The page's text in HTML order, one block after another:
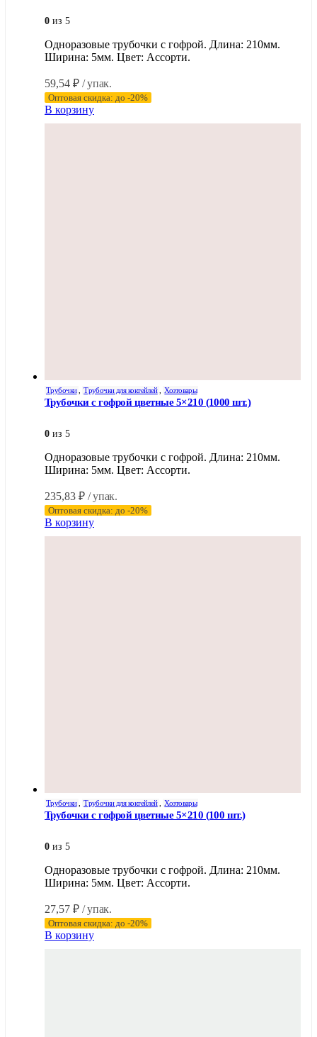
0 из 5
Одноразовые трубочки с гофрой. Длина: 210мм.
Ширина: 5мм. Цвет: Ассорти.
59,54 ₽ / упак.
Оптовая скидка: до -20%
В корзину
Трубочки , Трубочки для коктейлей, Хозтовары
Трубочки с гофрой цветные 5×210 (1000 шт.)
0 из 5
Одноразовые трубочки с гофрой. Длина: 210мм.
Ширина: 5мм. Цвет: Ассорти.
235,83 ₽ / упак.
Оптовая скидка: до -20%
В корзину
Трубочки , Трубочки для коктейлей, Хозтовары
Трубочки с гофрой цветные 5×210 (100 шт.)
0 из 5
Одноразовые трубочки с гофрой. Длина: 210мм.
Ширина: 5мм. Цвет: Ассорти.
27,57 ₽ / упак.
Оптовая скидка: до -20%
В корзину